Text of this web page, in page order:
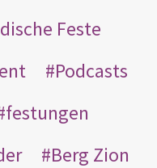
Feste
Podcasts
festungen
Berg Zion